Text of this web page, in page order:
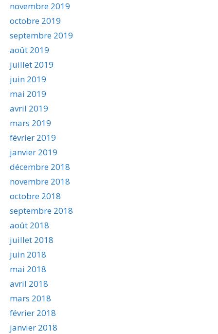
novembre 2019
octobre 2019
septembre 2019
août 2019
juillet 2019
juin 2019
mai 2019
avril 2019
mars 2019
février 2019
janvier 2019
décembre 2018
novembre 2018
octobre 2018
septembre 2018
août 2018
juillet 2018
juin 2018
mai 2018
avril 2018
mars 2018
février 2018
janvier 2018